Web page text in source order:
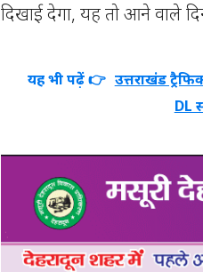
दिखाई देगा, यह तो आने वाले
यह भी पढ़ें 👉 उत्तराखंड
DL